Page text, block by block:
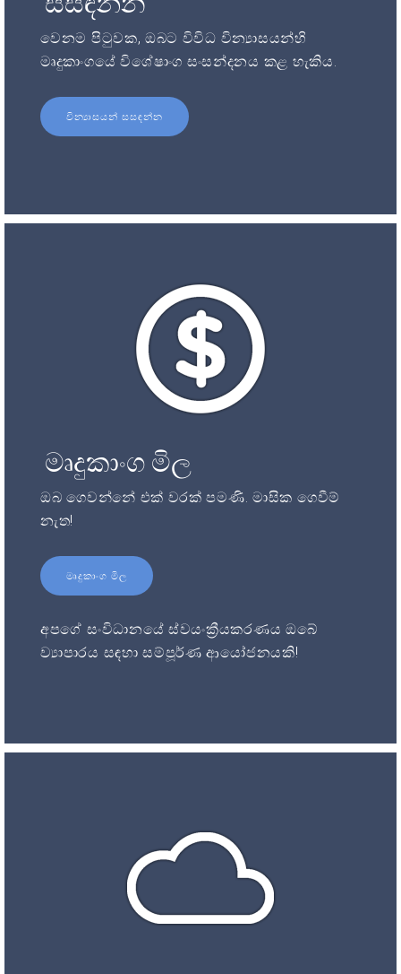
වෙනම පිටුවක, ඔබට විවිධ වින්‍යාසයන්හි
මෘදුකාංගයේ විශේෂාංග සංසන්දනය කළ හැකිය.
වින්‍යාසයන් සසඳන්න
මෘදුකාංග මිල
ඔබ ගෙවන්නේ එක් වරක් පමණි. මාසික ගෙවීම්
නැත!
මෘදුකාංග මිල
අපගේ සංවිධානයේ ස්වයංක්‍රීයකරණය ඔබේ
ව්‍යාපාරය සඳහා සම්පූර්ණ ආයෝජනයකි!